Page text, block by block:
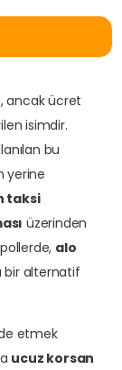
ancak ücret
isimdir.
bu
yerine
taksi
üzerinden
alo
bir alternatif
etmek
ucuz korsan